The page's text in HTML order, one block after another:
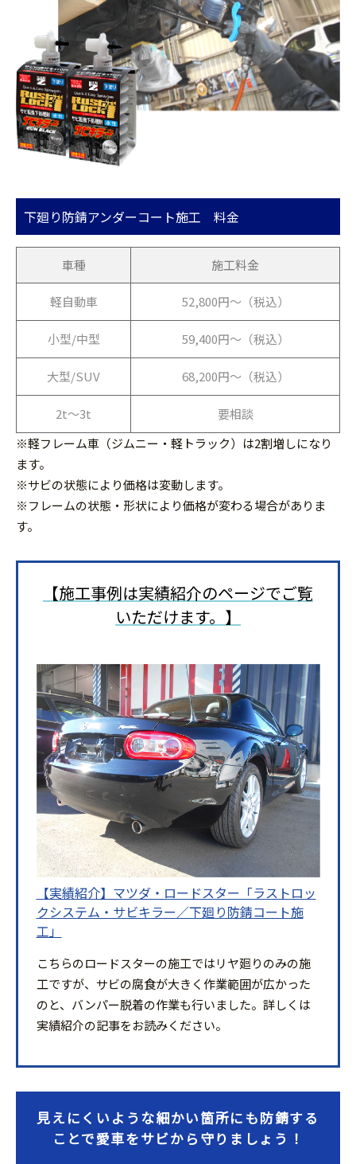
下廻り防錆アンダーコート施工 料金
車種 施工料金
軽自動車 52,800円〜（税込）
小型/中型 59,400円〜（税込）
大型/SUV 68,200円〜（税込）
2t～3t
要相談
※軽フレーム車（ジムニー・軽トラック）は2割増しになり
ます。
※サビの状態により価格は変動します。
※フレームの状態・形状により価格が変わる場合がありま
す。
【施工事例は実績紹介のページでご覧
いただけます。】
【実績紹介】マツダ・ロードスター「ラストロッ
クシステム・サビキラー／下廻り防錆コート施
工」
こちらのロードスターの施工ではリヤ廻りのみの施
工ですが、サビの腐食が大きく作業範囲が広かった
のと、バンパー脱着の作業も行いました。詳しくは
実績紹介の記事をお読みください。
見えにくいような細かい箇所にも防錆する
ことで愛車をサビから守りましょう！